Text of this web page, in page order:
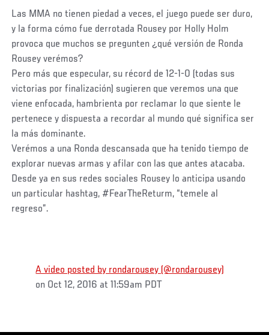
Las MMA no tienen piedad a veces, el juego puede ser duro,
y la forma cómo fue derrotada Rousey por Holly Holm
provoca que muchos se pregunten ¿qué versión de Ronda
Rousey verémos?
Pero más que especular, su récord de 12-1-0 (todas sus
victorias por finalización) sugieren que veremos una que
viene enfocada, hambrienta por reclamar lo que siente le
pertenece y dispuesta a recordar al mundo qué significa ser
la más dominante.
Verémos a una Ronda descansada que ha tenido tiempo de
explorar nuevas armas y afilar con las que antes atacaba.
Desde ya en sus redes sociales Rousey lo anticipa usando
un particular hashtag, #FearTheReturm, “temele al
regreso”.
A video posted by rondarousey (@rondarousey)
on Oct 12, 2016 at 11:59am PDT